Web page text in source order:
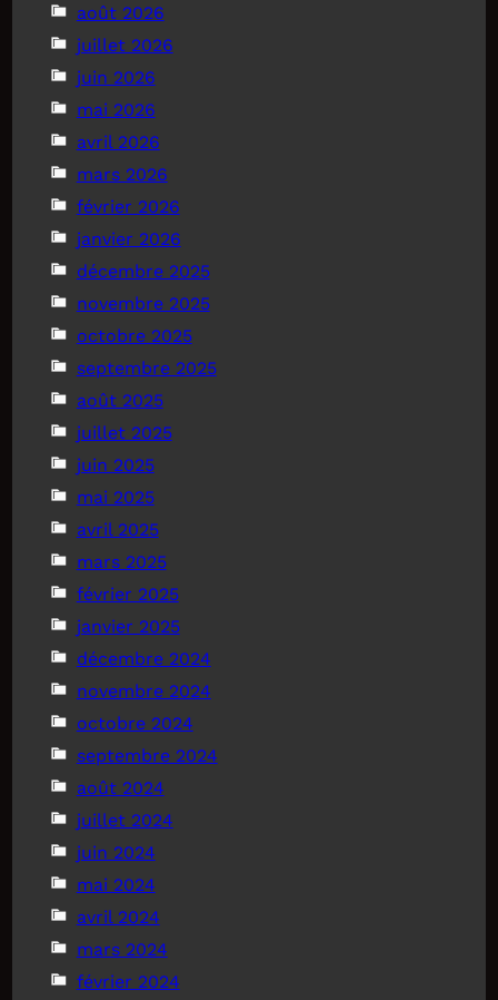
août 2026
juillet 2026
juin 2026
mai 2026
avril 2026
mars 2026
février 2026
janvier 2026
décembre 2025
novembre 2025
octobre 2025
septembre 2025
août 2025
juillet 2025
juin 2025
mai 2025
avril 2025
mars 2025
février 2025
janvier 2025
décembre 2024
novembre 2024
octobre 2024
septembre 2024
août 2024
juillet 2024
juin 2024
mai 2024
avril 2024
mars 2024
février 2024